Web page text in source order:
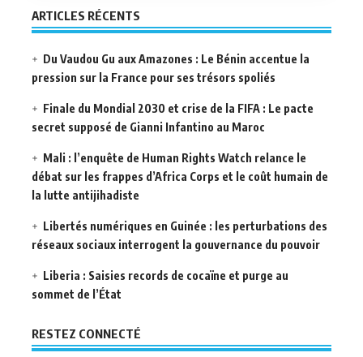
ARTICLES RÉCENTS
Du Vaudou Gu aux Amazones : Le Bénin accentue la
pression sur la France pour ses trésors spoliés
Finale du Mondial 2030 et crise de la FIFA : Le pacte
secret supposé de Gianni Infantino au Maroc
Mali : l’enquête de Human Rights Watch relance le
débat sur les frappes d’Africa Corps et le coût humain de
la lutte antijihadiste
Libertés numériques en Guinée : les perturbations des
réseaux sociaux interrogent la gouvernance du pouvoir
Liberia : Saisies records de cocaïne et purge au
sommet de l’État
RESTEZ CONNECTÉ